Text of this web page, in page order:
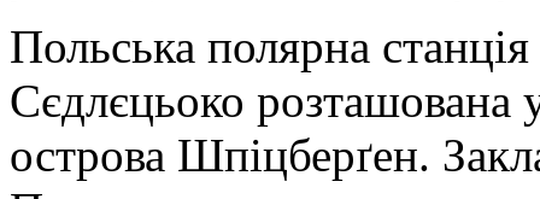
Польська полярна
Сєдлєцьоко розташована
острова Шпіцберґен.